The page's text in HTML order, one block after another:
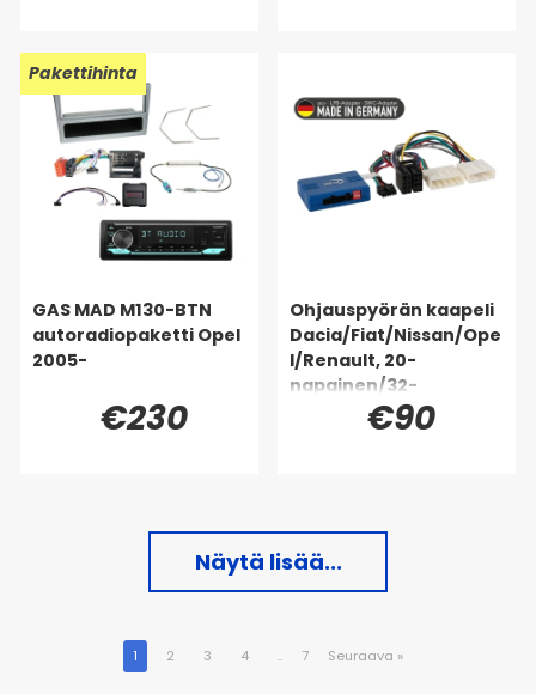
Pakettihinta
GAS MAD M130-BTN
autoradiopaketti Opel
2005-
€230
Ohjauspyörän kaapeli
Dacia/Fiat/Nissan/Ope
l/Renault, 20-
napainen/32-
napainen€90
Näytä lisää...
1 2 3 4 .. 7 Seuraava »